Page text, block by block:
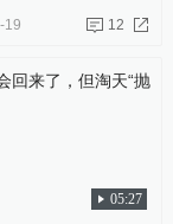
19 12
05:27